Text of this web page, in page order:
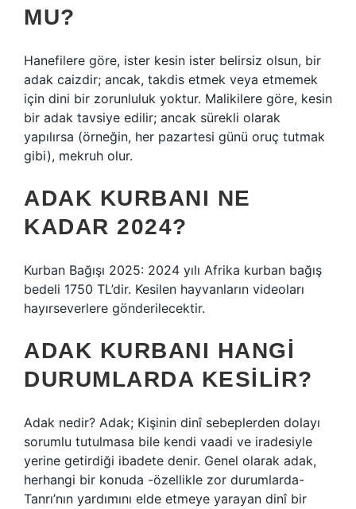
MU?
Hanefilere göre, ister kesin ister belirsiz olsun, bir
adak caizdir; ancak, takdis etmek veya etmemek
için dini bir zorunluluk yoktur. Malikilere göre, kesin
bir adak tavsiye edilir; ancak sürekli olarak
yapılırsa (örneğin, her pazartesi günü oruç tutmak
gibi), mekruh olur.
ADAK KURBANI NE
KADAR 2024?
Kurban Bağışı 2025: 2024 yılı Afrika kurban bağış
bedeli 1750 TL’dir. Kesilen hayvanların videoları
hayırseverlere gönderilecektir.
ADAK KURBANI HANGI
DURUMLARDA KESILIR?
Adak nedir? Adak; Kişinin dinî sebeplerden dolayı
sorumlu tutulmasa bile kendi vaadi ve iradesiyle
yerine getirdiği ibadete denir. Genel olarak adak,
herhangi bir konuda -özellikle zor durumlarda-
Tanrı’nın yardımını elde etmeye yarayan dinî bir